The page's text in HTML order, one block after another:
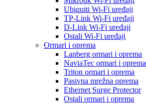
Ubiquiti Wi-Fi uređaji
TP-Link Wi-Fi uređaji
D-Link Wi-Fi uređaji
Ostali Wi-Fi uređaji
Ormari i oprema
Lanberg ormari i oprema
NaviaTec ormari i oprema
Triton ormari i oprema
Pasivna mrežna oprema
Ethernet Surge Protector
Ostali ormari i oprema